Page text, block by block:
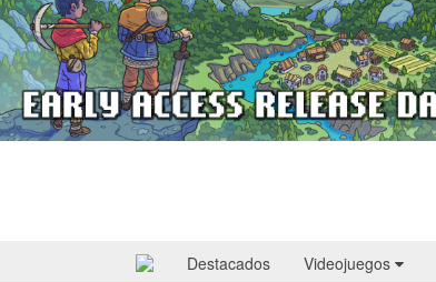
Destacados Videojuegos